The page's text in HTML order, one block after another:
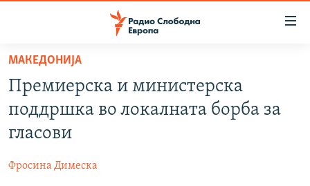
Оди
содржината
Оди
главната
навигација
Премини
СВЕТ
ВИЗУЕЛНО
ШТО ТРЕБА ДА ЗНАЕТЕ
МАКЕДОНИЈА
Премиерска и министерска
поддршка во локалната борба за
гласови
Фросина Димеска